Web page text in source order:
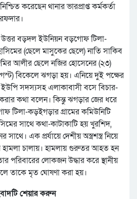
করেছেন থানার ভারপ্রাপ্ত কর্মকর্তা
উত্তর বড়দল ইউনিয়ন বড়গোফ টিলা-
(ছেলে মাসুকের ছেলে) নাতি সাকিব
আলীর ছেলে নজির হোসেনের (২৩)
বিকেলে ঝগড়া হয়। এনিয়ে দুই পক্ষের
ইউপি সদস্যসহ এলাকাবাসী বসে বিচার-
কথা বলেন। কিন্তু ঝগড়ার জের ধরে
কড়ইগড়ার গ্রামের কমিউনিটি
সাথে কথা-কাটাকাটি হয় খুরশিদ,
এক প্রর্যায়ে দেশীয় অস্ত্রশস্ত্র নিয়ে
হামলা চালায়। হামলায় গুরুতর আহত হন
পরিবারের লোকজন উদ্ধার করে স্থানীয়
তাকে মৃত ঘোষণা করা হয়।
শেয়ার করুন